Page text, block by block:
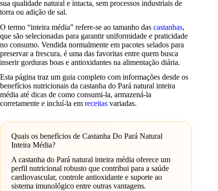
sua qualidade natural e intacta, sem processos industriais de
torra ou adição de sal.
O termo “inteira média” refere-se ao tamanho das castanhas,
que são selecionadas para garantir uniformidade e praticidade
no consumo. Vendida normalmente em pacotes selados para
preservar a frescura, é uma das favoritas entre quem busca
inserir gorduras boas e antioxidantes na alimentação diária.
Esta página traz um guia completo com informações desde os
benefícios nutricionais da castanha do Pará natural inteira
média até dicas de como consumi-la, armazená-la
corretamente e incluí-la em receitas variadas.
Quais os benefícios de Castanha Do Pará Natural
Inteira Média?
A castanha do Pará natural inteira média oferece um
perfil nutricional robusto que contribui para a saúde
cardiovascular, controle antioxidante e suporte ao
sistema imunológico entre outras vantagens.